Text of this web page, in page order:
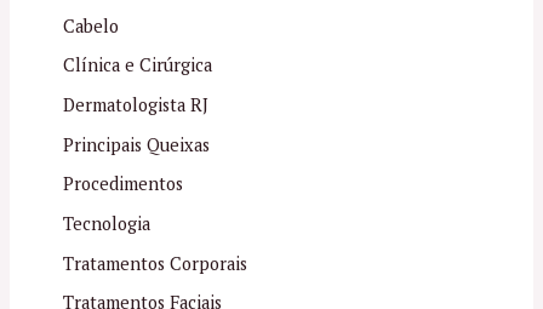
Cabelo
Clínica e Cirúrgica
Dermatologista RJ
Principais Queixas
Procedimentos
Tecnologia
Tratamentos Corporais
Tratamentos Faciais